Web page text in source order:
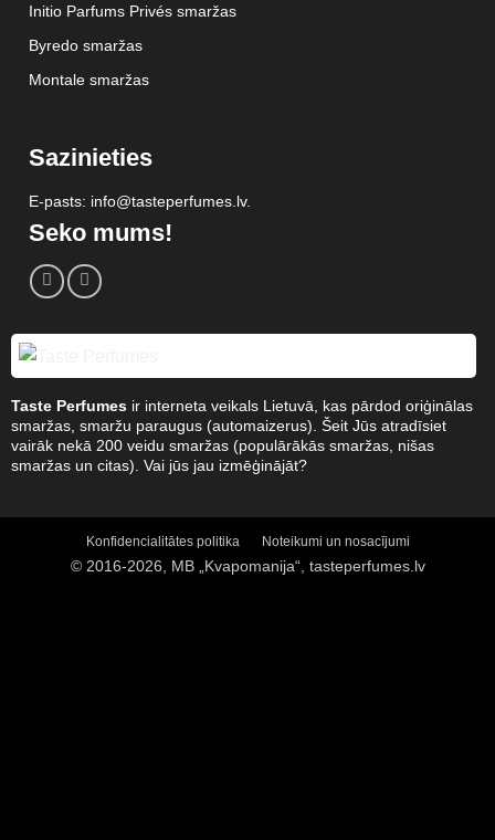
Initio Parfums Privés smaržas
Byredo smaržas
Montale smaržas
Sazinieties
E-pasts: info@tasteperfumes.lv.
Seko mums!
Taste Perfumesir interneta veikals Lietuvā, kas pārdod oriģinālas
smaržas, smaržu paraugus (automaizerus). Šeit Jūs atradīsiet
vairāk nekā 200 veidu smaržas (populārākās smaržas, nišas
smaržas un citas). Vai jūs jau izmēģinājāt?
Konfidencialitātes politika Noteikumi un nosacījumi
© 2016-2026, MB „Kvapomanija“, tasteperfumes.lv